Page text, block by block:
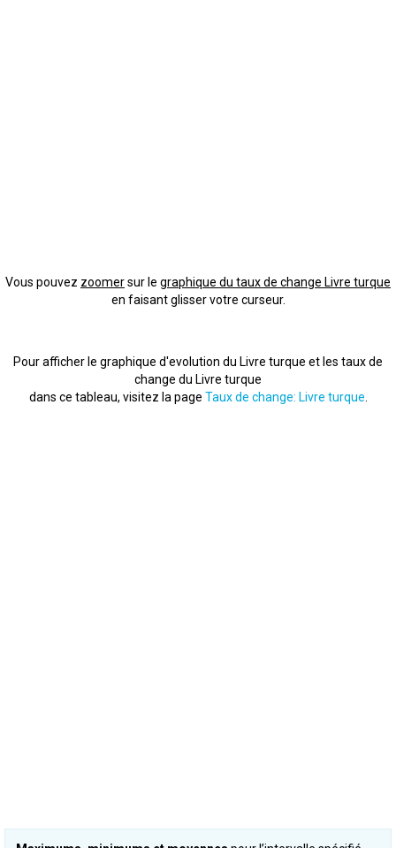
Vous pouvez zoomersur le graphique du taux de change Livre turque
en faisant glisser votre curseur.
Pour afficher le graphique d'evolution du Livre turque et les taux de
change du Livre turque
dans ce tableau, visitez la page Taux de change: Livre turque